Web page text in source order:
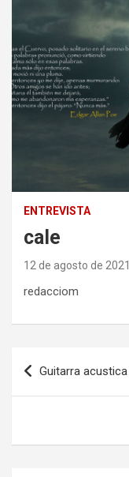
ENTREVISTA
cale
12 de agosto de 2021
redacciom
Navegación
de
Guitarra acustica